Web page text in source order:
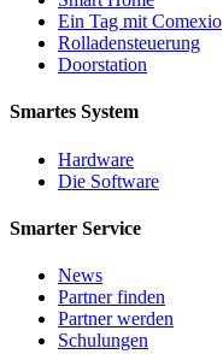
Ein Tag mit Comexio
Rolladensteuerung
Doorstation
Smartes System
Hardware
Die Software
Smarter Service
News
Partner finden
Partner werden
Schulungen